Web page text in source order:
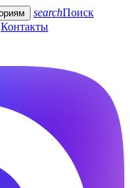
searchПоиск
Контакты